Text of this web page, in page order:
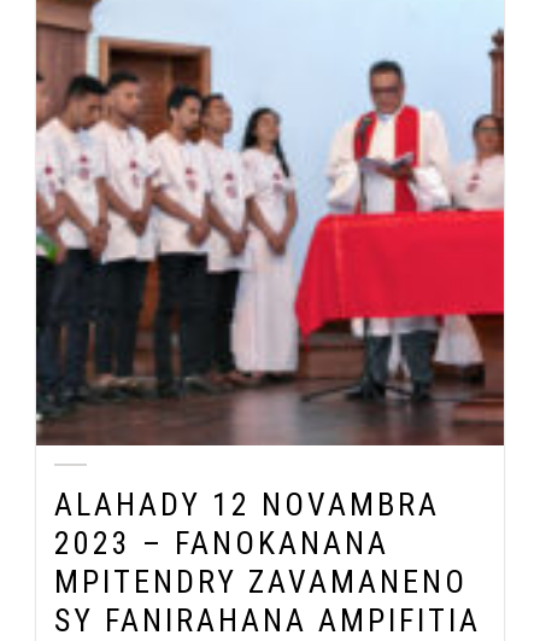
ALAHADY 12 NOVAMBRA
2023 – FANOKANANA
MPITENDRY ZAVAMANENO
SY FANIRAHANA AMPIFITIA